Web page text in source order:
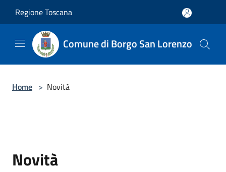
Regione Toscana
Comune di Borgo San Lorenzo
Home > Novità
Novità